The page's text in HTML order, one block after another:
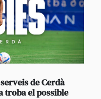
de Cerdà
troba el possible